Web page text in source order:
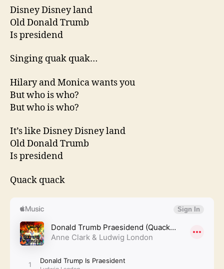
Disney Disney land
Old Donald Trumb
Is presidend
Singing quak quak…
Hilary and Monica wants you
But who is who?
But who is who?
It’s like Disney Disney land
Old Donald Trumb
Is presidend
Quack quack